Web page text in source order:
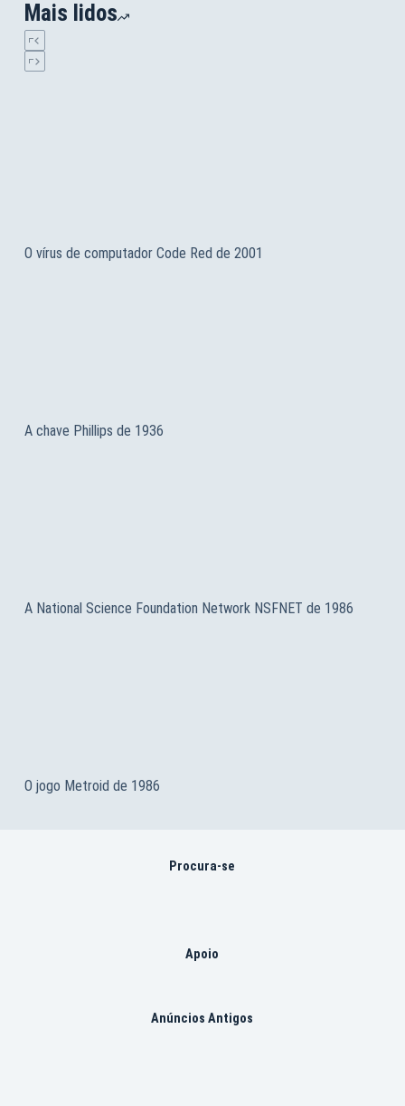
Mais lidos
O vírus de computador Code Red de 2001
A chave Phillips de 1936
A National Science Foundation Network NSFNET de 1986
O jogo Metroid de 1986
Procura-se
Apoio
Anúncios Antigos